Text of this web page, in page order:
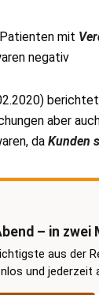
mit
negativ
aber
da Kunden
– in zwei
aus der
und jederzeit